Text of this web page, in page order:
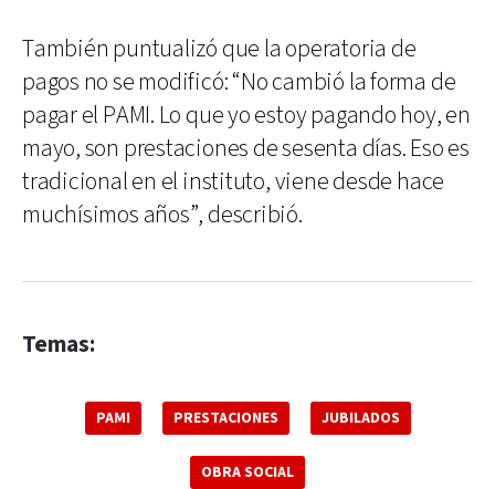
También puntualizó que la operatoria de
pagos no se modificó: “No cambió la forma de
pagar el PAMI. Lo que yo estoy pagando hoy, en
mayo, son prestaciones de sesenta días. Eso es
tradicional en el instituto, viene desde hace
muchísimos años”, describió.
Temas:
PAMI PRESTACIONES JUBILADOS
OBRA SOCIAL